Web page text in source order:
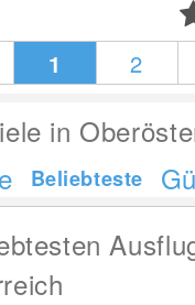
1 2
in
Beliebteste